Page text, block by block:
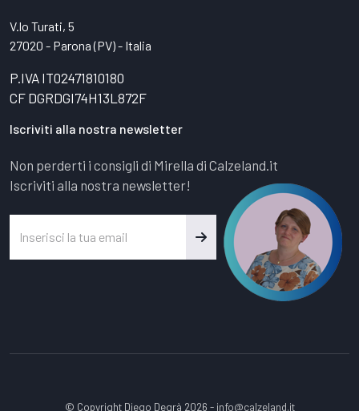
V.lo Turati, 5
27020 - Parona (PV) - Italia
P.IVA IT02471810180
CF DGRDGI74H13L872F
Iscriviti alla nostra newsletter
Non perderti i consigli di Mirella di Calzeland.it
Iscriviti alla nostra newsletter!
© Copyright Diego Degrà 2026 - info@calzeland.it